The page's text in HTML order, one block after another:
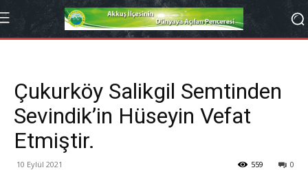
Çukurköy Salikgil Semtinden
Sevindik’in Hüseyin Vefat
Etmiştir.
10 Eylül 2021 0
559